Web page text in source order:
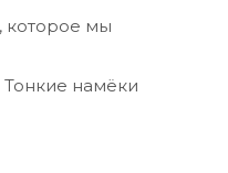
которое мы
Тонкие намёки